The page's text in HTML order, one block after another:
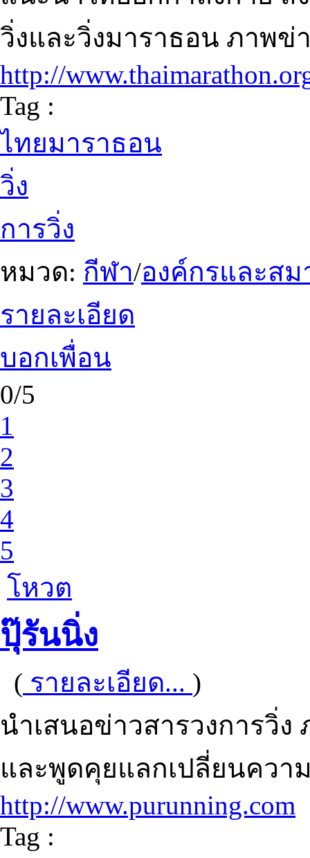
วิ่งและวิ่งมาราธอน ภาพ
http://
Tag :
ไทยมาราธอน
วิ่ง
การวิ่ง
หมวด: กีฬา/องค์กรและส
รายละเอียด
บอกเพื่อน
0/5
1
2
3
4
5
โหวต
ปุ๊รันนิ่ง
( รายละเอียด... )
นำเสนอข่าวสารวงการวิ่
และพูดคุยแลกเปลี่ยนควา
http://www.purunning.com
Tag :